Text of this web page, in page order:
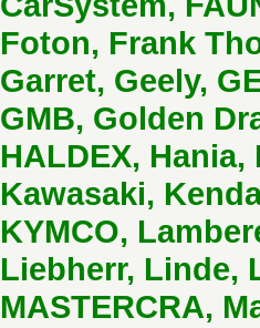
Foton, Frank
Garret, Geely,
GMB, Golden
HALDEX,
Kawasaki,
KYMCO,
Liebherr, Linde,
MASTERCRA,